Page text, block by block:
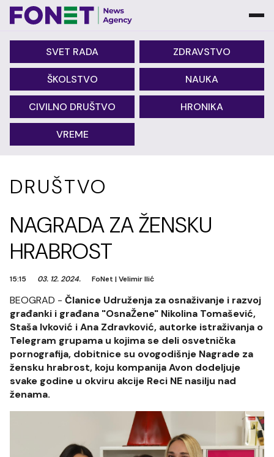
SVET RADA ZDRAVSTVO
ŠKOLSTVO NAUKA
CIVILNO DRUŠTVO HRONIKA
VREME
DRUŠTVO
NAGRADA ZA ŽENSKU
HRABROST
15:15 03. 12. 2024. FoNet |Velimir Ilić
BEOGRAD - Članice Udruženja za osnaživanje i razvoj
građanki i građana "OsnaŽene" Nikolina Tomašević,
Staša Ivković i Ana Zdravković, autorke istraživanja o
Telegram grupama u kojima se deli osvetnička
pornografija, dobitnice su ovogodišnje Nagrade za
žensku hrabrost, koju kompanija Avon dodeljuje
svake godine u okviru akcije Reci NE nasilju nad
ženama.